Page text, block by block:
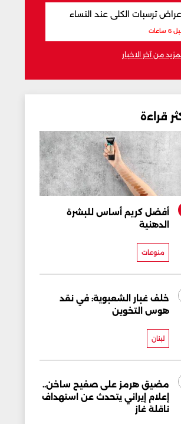
ترسبات الكلى عند النساء
ساعات
من آخر الاخبار
قراءة
أفضل كريم أساس للبشرة
الدهنية
منوعات
خلف غبار الشعبوية: في نقد
هوس التخوين
لبنان
مضيق هرمز على صفيح ساخن..
إعلام إيراني يتحدث عن استهداف
ناقلة غاز